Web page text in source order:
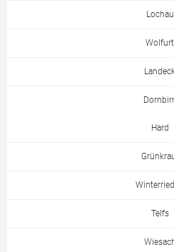
Lochau
Wolfurt
Hard
Telfs